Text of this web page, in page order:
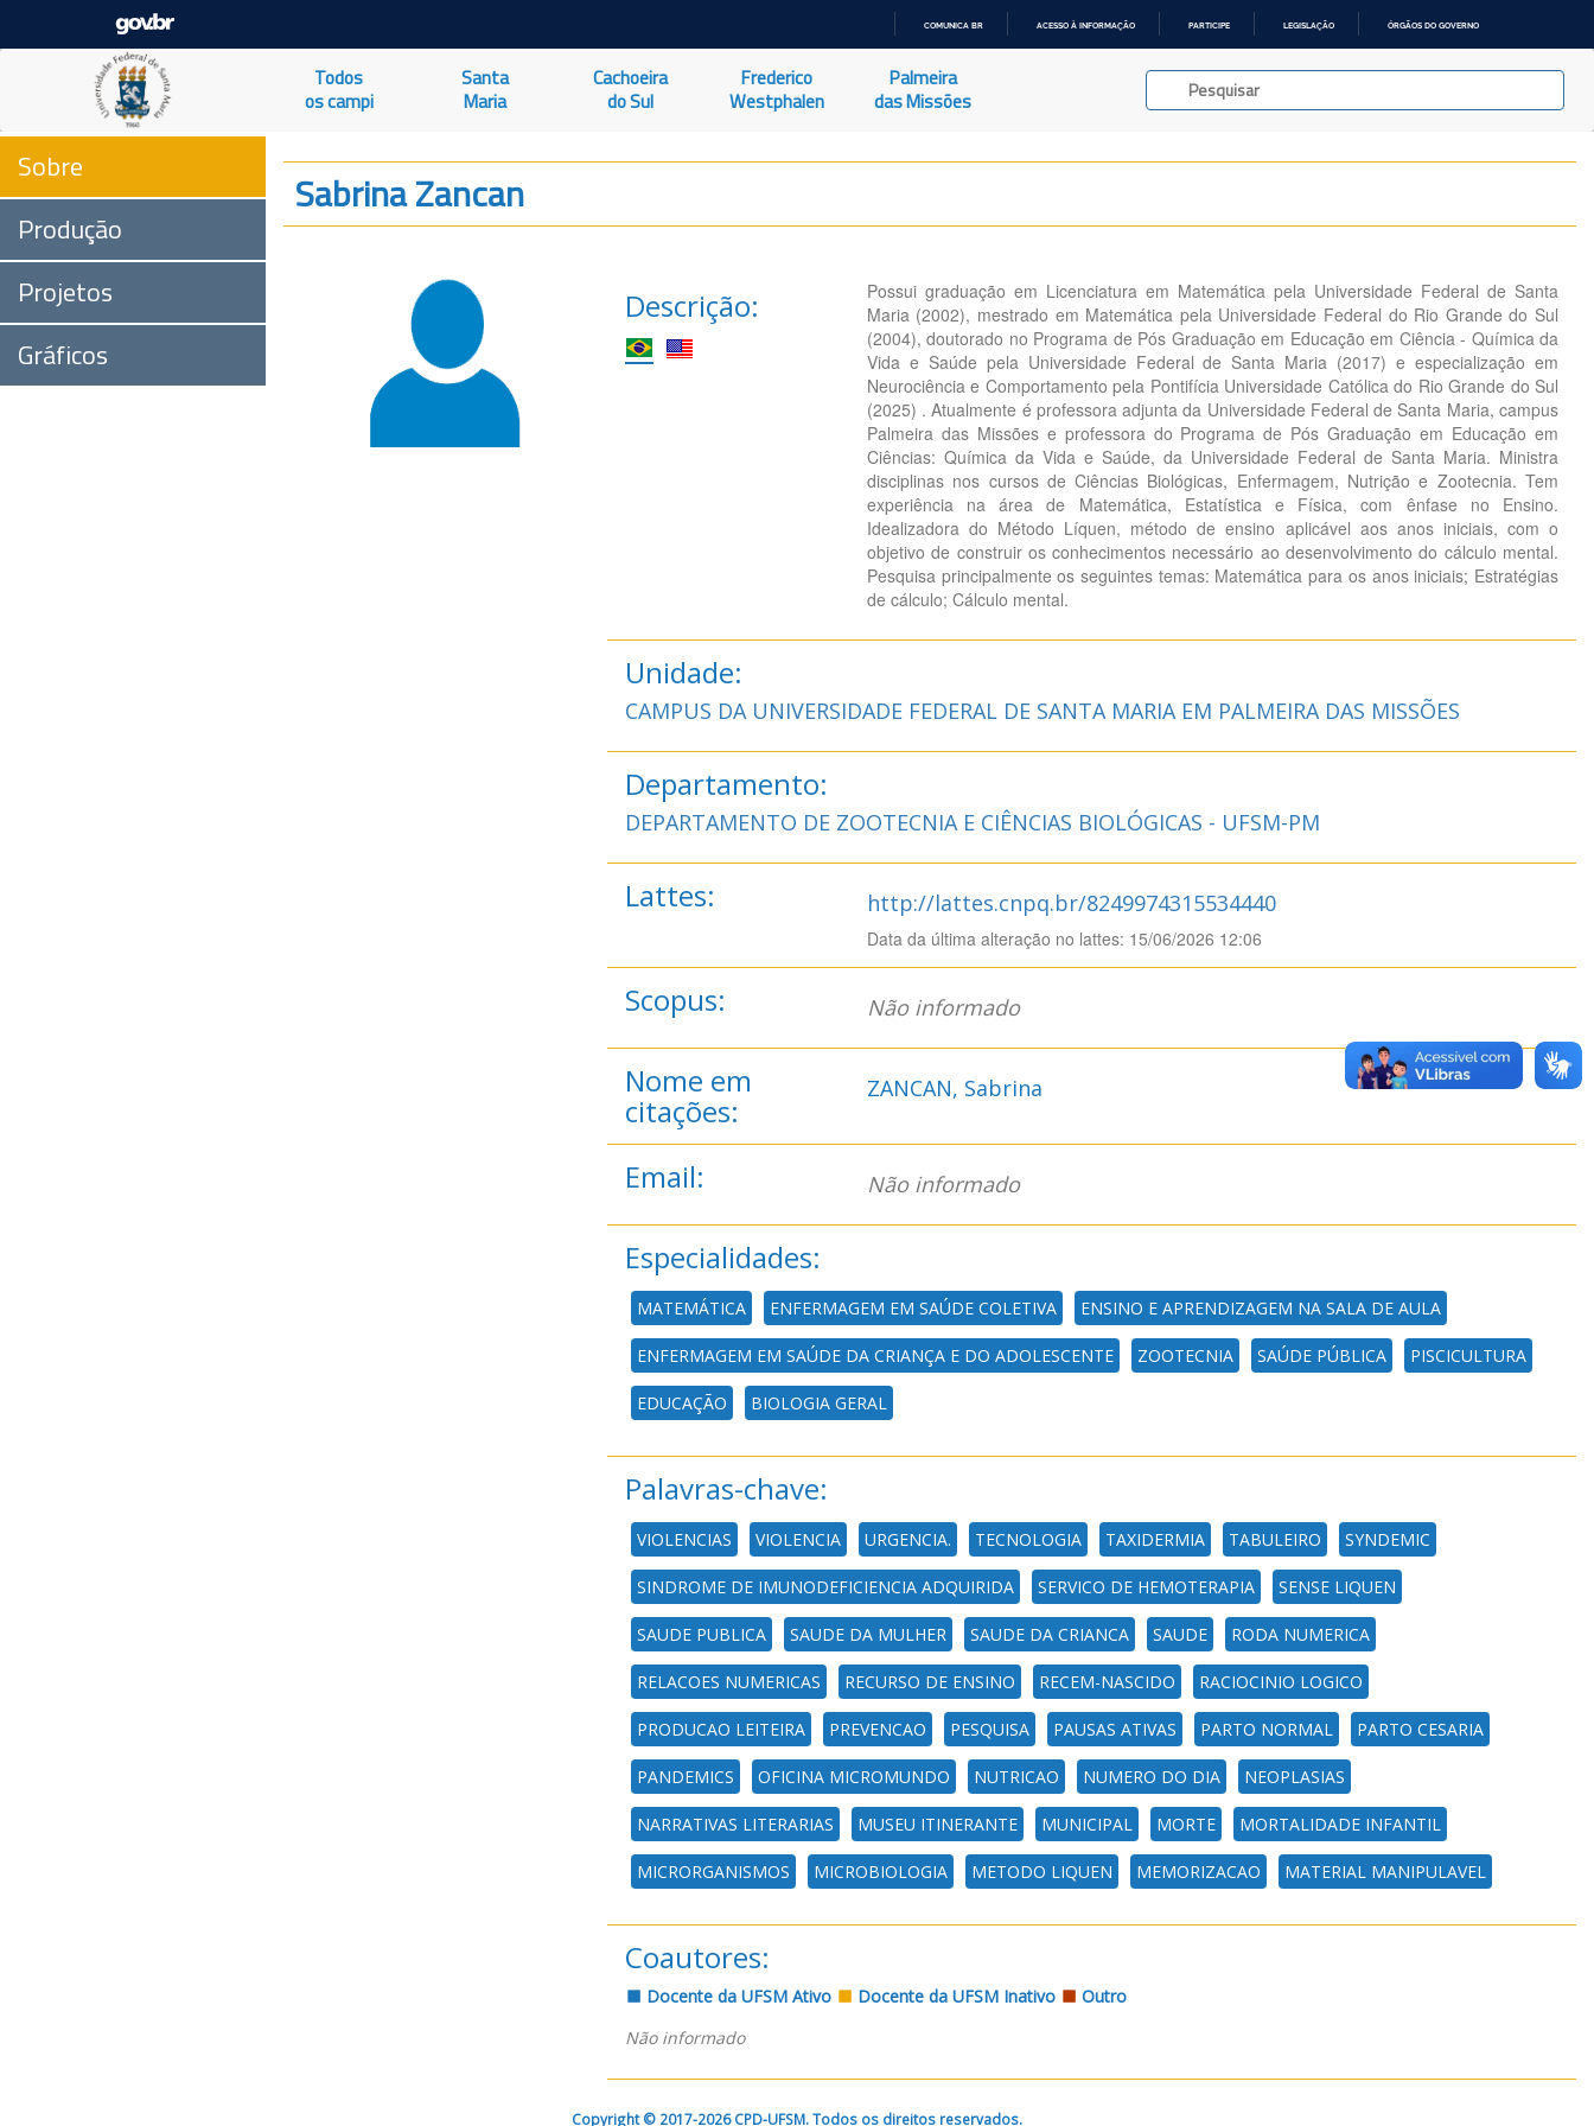
O
COMUNICA BR ACESSO À INFORMAÇÃO PARTICIPE LEGISLAÇÃO ÓRGÃOS DO GOVERNO
Todos
os campi
Santa
Maria
Cachoeira
do Sul
Frederico
Westphalen
Palmeira
das Missões
Sobre
Produção
Projetos
Gráficos
Sabrina Zancan
Descrição:
Possui graduação em Licenciatura em Matemática pela Universidade Federal de Santa
Maria (2002), mestrado em Matemática pela Universidade Federal do Rio Grande do Sul
(2004), doutorado no Programa de Pós Graduação em Educação em Ciência - Química da
Vida e Saúde pela Universidade Federal de Santa Maria (2017) e especialização em
Neurociência e Comportamento pela Pontifícia Universidade Católica do Rio Grande do Sul
(2025) . Atualmente é professora adjunta da Universidade Federal de Santa Maria, campus
Palmeira das Missões e professora do Programa de Pós Graduação em Educação em
Ciências: Química da Vida e Saúde, da Universidade Federal de Santa Maria. Ministra
disciplinas nos cursos de Ciências Biológicas, Enfermagem, Nutrição e Zootecnia. Tem
experiência na área de Matemática, Estatística e Física, com ênfase no Ensino.
Idealizadora do Método Líquen, método de ensino aplicável aos anos iniciais, com o
objetivo de construir os conhecimentos necessário ao desenvolvimento do cálculo mental.
Pesquisa principalmente os seguintes temas: Matemática para os anos iniciais; Estratégias
de cálculo; Cálculo mental.
Unidade:
CAMPUS DA UNIVERSIDADE FEDERAL DE SANTA MARIA EM PALMEIRA DAS MISSÕES
Departamento:
DEPARTAMENTO DE ZOOTECNIA E CIÊNCIAS BIOLÓGICAS - UFSM-PM
Lattes: http://lattes.cnpq.br/8249974315534440
Data da última alteração no lattes: 15/06/2026 12:06
Scopus: Não informado
Nome em
citações:
ZANCAN, Sabrina
Email: Não informado
Especialidades:
MATEMÁTICA ENFERMAGEM EM SAÚDE COLETIVA ENSINO E APRENDIZAGEM NA SALA DE AULA
ENFERMAGEM EM SAÚDE DA CRIANÇA E DO ADOLESCENTE ZOOTECNIA SAÚDE PÚBLICA PISCICULTURA
EDUCAÇÃO BIOLOGIA GERAL
Palavras-chave:
VIOLENCIAS VIOLENCIA URGENCIA. TECNOLOGIA TAXIDERMIA TABULEIRO SYNDEMIC
SINDROME DE IMUNODEFICIENCIA ADQUIRIDA SERVICO DE HEMOTERAPIA SENSE LIQUEN
SAUDE PUBLICA SAUDE DA MULHER SAUDE DA CRIANCA SAUDE RODA NUMERICA
RELACOES NUMERICAS RECURSO DE ENSINO RECEM-NASCIDO RACIOCINIO LOGICO
PRODUCAO LEITEIRA PREVENCAO PESQUISA PAUSAS ATIVAS PARTO NORMAL PARTO CESARIA
PANDEMICS OFICINA MICROMUNDO NUTRICAO NUMERO DO DIA NEOPLASIAS
NARRATIVAS LITERARIAS MUSEU ITINERANTE MUNICIPAL MORTE MORTALIDADE INFANTIL
MICRORGANISMOS MICROBIOLOGIA METODO LIQUEN MEMORIZACAO MATERIAL MANIPULAVEL
Coautores:
Docente da UFSM Ativo Docente da UFSM Inativo
Outro
Não informado
Copyright © 2017-2026 CPD-UFSM. Todos os direitos reservados.